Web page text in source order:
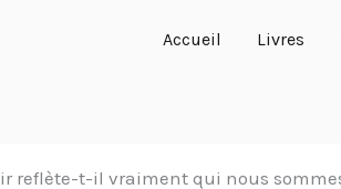
Accueil Livres
reflète-t-il vraiment qui nous